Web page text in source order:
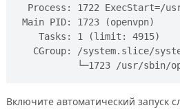
Process: 1722 ExecStart=/
Main PID: 1723 (openvpn)
    Tasks: 1 (limit: 4915)
CGroup: /system.slice/
Включите автоматический запуск